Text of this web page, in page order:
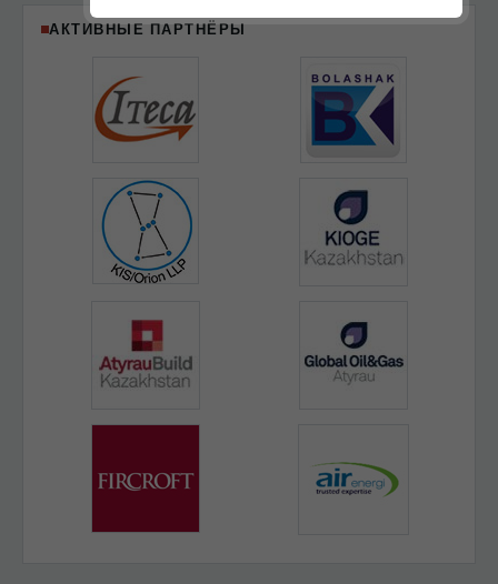
АКТИВНЫЕ ПАРТНЁРЫ